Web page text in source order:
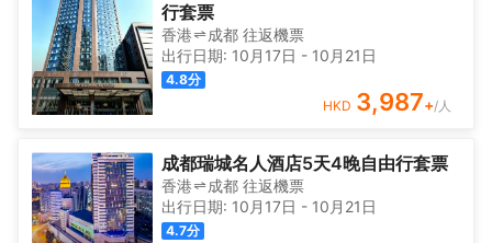
行套票
香港 成都 往返機票
出行日期: 10月17日 - 10月21日
4.8分
HKD 3,987+/人
成都瑞城名人酒店5天4晚自由行套票
香港 成都 往返機票
出行日期: 10月17日 - 10月21日
4.7分